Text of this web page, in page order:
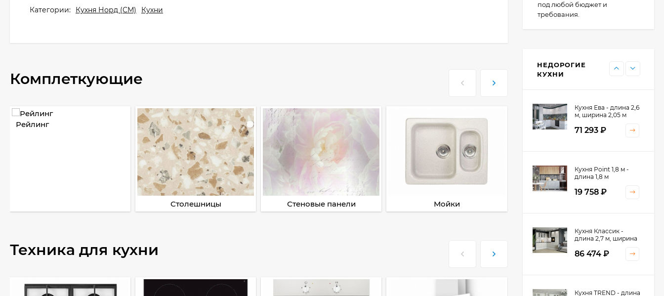
Категории: Кухня Норд (СМ) Кухни
Комплеткующие
Рейлинг
Столешницы Стеновые панели Мойки
Техника для кухни
под любой бюджет и
требования.
НЕДОРОГИЕ
КУХНИ
13 655₽
11 476
Кухня Ева - длина 2,6
м, ширина 2,05 м
71 293 ₽
Кухня Point 1,8 м -
длина 1,8 м
19 758 ₽
Кухня Классик -
длина 2,7 м, ширина
86 474 ₽
Кухня TREND - длина
Кухня Принцесса -
длина 2,4 м
38 767₽
Кухня Оптима - длина
2,8 м, ширина 1,4 м
52 197₽
Кухня Камелия -